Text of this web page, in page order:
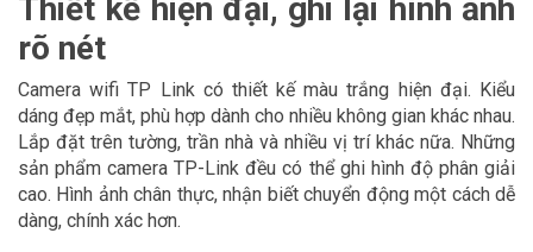
Thiết kế hiện đại, ghi lại hình ảnh
rõ nét
Camera wifi TP Link có thiết kế màu trắng hiện đại. Kiểu
dáng đẹp mắt, phù hợp dành cho nhiều không gian khác nhau.
Lắp đặt trên tường, trần nhà và nhiều vị trí khác nữa. Những
sản phẩm camera TP-Link đều có thể ghi hình độ phân giải
cao. Hình ảnh chân thực, nhận biết chuyển động một cách dễ
dàng, chính xác hơn.